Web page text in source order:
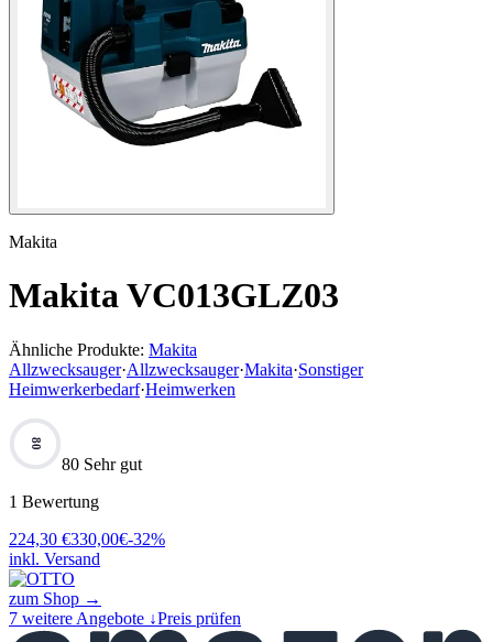
Makita
Makita VC013GLZ03
Ähnliche Produkte: Makita
Allzwecksauger·Allzwecksauger·Makita·Sonstiger
Heimwerkerbedarf·Heimwerken
80
80 Sehr gut
1 Bewertung
224,30 €330,00€-32%
inkl. Versand
zum Shop →
7 weitere Angebote ↓Preis prüfen